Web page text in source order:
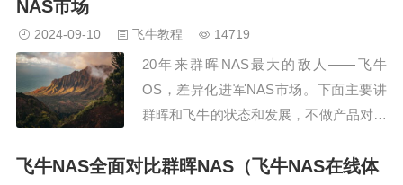
过程，并提供常见问题解决方案，让您的
具和链接，…
NAS市场
2024-09-10 飞牛教程 14719
20年来群晖NAS最大的敌人——飞牛
OS，差异化进军NAS市场。下面主要讲
群晖和飞牛的状态和发展，不做产品对比
和介绍。毕竟飞牛才刚刚发布测试版本还
有很长的路要走。先介绍两家公司，来了
飞牛NAS全面对比群晖NAS（飞牛NAS在线体